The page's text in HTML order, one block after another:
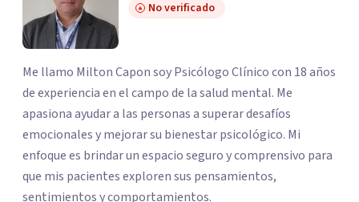
No verificado
Me llamo Milton Capon soy Psicólogo Clínico con 18 años
de experiencia en el campo de la salud mental. Me
apasiona ayudar a las personas a superar desafíos
emocionales y mejorar su bienestar psicológico. Mi
enfoque es brindar un espacio seguro y comprensivo para
que mis pacientes exploren sus pensamientos,
sentimientos y comportamientos.